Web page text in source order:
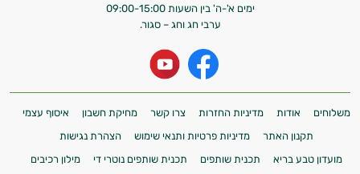
ימים א'-ה' בין השעות 09:00-15:00
ערבי חג וחג – סגור.
משלוחים אודות מדיניות החזרות צרו קשר מחיקת חשבון
איסוף עצמי
תקנון האתר
מדיניות פרטיות ותנאי שימוש
הצהרת נגישות
מועדון טבע בריא
תכנית שותפים תכנית שותפים נוטרי די מילון רכיבים